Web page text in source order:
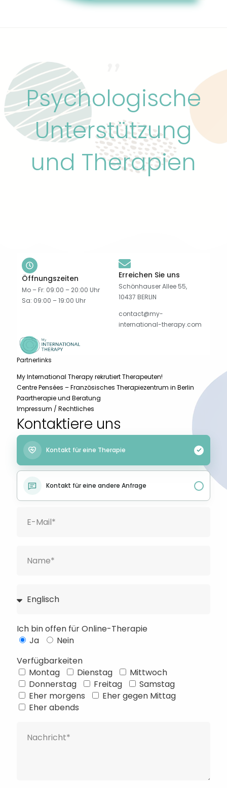
Psychologische
Unterstützung
und Therapien
Öffnungszeiten
Mo – Fr: 09:00 – 20:00 Uhr
Sa: 09:00 – 19:00 Uhr
Erreichen Sie uns
Schönhauser Allee 55,
10437 BERLIN
contact@my-
international-therapy.com
Partnerlinks
My International Therapy rekrutiert Therapeuten!
Centre Pensées – Französisches Therapiezentrum in Berlin
Paartherapie und Beratung
Impressum / Rechtliches
Kontaktiere uns
Kontakt für eine Therapie
Kontakt für eine andere Anfrage
Ich bin offen für Online-Therapie
Ja
Nein
Verfügbarkeiten
Montag
Dienstag
Mittwoch
Donnerstag
Freitag
Samstag
Eher morgens
Eher gegen Mittag
Eher abends
Русский
Français